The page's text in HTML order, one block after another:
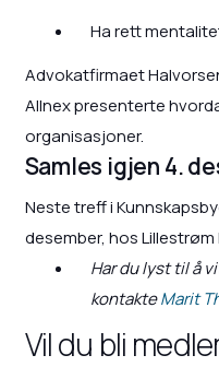
Ha rett
Advokatfirmaet
Allnex presenterte
organisasjoner.
Samles igjen 4.
Neste treff i
desember, hos
Har du lyst til å
kontakteMarit
Vil du bli